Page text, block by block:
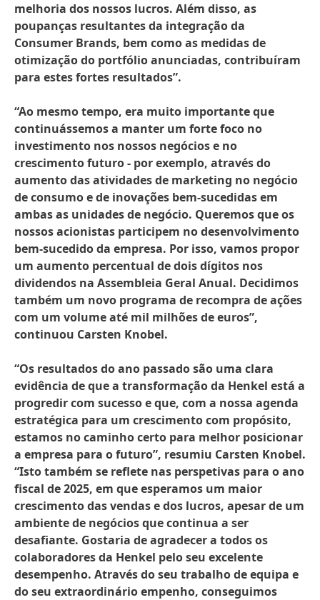
melhoria dos nossos lucros. Além disso, as
poupanças resultantes da integração da
Consumer Brands, bem como as medidas de
otimização do portfólio anunciadas, contribuíram
para estes fortes resultados”.
“Ao mesmo tempo, era muito importante que
continuássemos a manter um forte foco no
investimento nos nossos negócios e no
crescimento futuro - por exemplo, através do
aumento das atividades de marketing no negócio
de consumo e de inovações bem-sucedidas em
ambas as unidades de negócio. Queremos que os
nossos acionistas participem no desenvolvimento
bem-sucedido da empresa. Por isso, vamos propor
um aumento percentual de dois dígitos nos
dividendos na Assembleia Geral Anual. Decidimos
também um novo programa de recompra de ações
com um volume até mil milhões de euros”,
continuou Carsten Knobel.
“Os resultados do ano passado são uma clara
evidência de que a transformação da Henkel está a
progredir com sucesso e que, com a nossa agenda
estratégica para um crescimento com propósito,
estamos no caminho certo para melhor posicionar
a empresa para o futuro”, resumiu Carsten Knobel.
“Isto também se reflete nas perspetivas para o ano
fiscal de 2025, em que esperamos um maior
crescimento das vendas e dos lucros, apesar de um
ambiente de negócios que continua a ser
desafiante. Gostaria de agradecer a todos os
colaboradores da Henkel pelo seu excelente
desempenho. Através do seu trabalho de equipa e
do seu extraordinário empenho, conseguimos